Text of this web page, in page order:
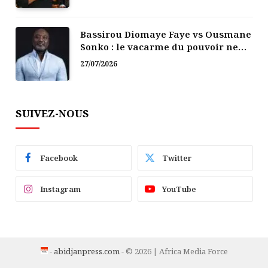
Bassirou Diomaye Faye vs Ousmane
Sonko : le vacarme du pouvoir ne
doit pas faire oublier les liens de la
27/07/2026
SUIVEZ-NOUS
Facebook Twitter
Instagram YouTube
- abidjanpress.com- © 2026 | Africa Media Force